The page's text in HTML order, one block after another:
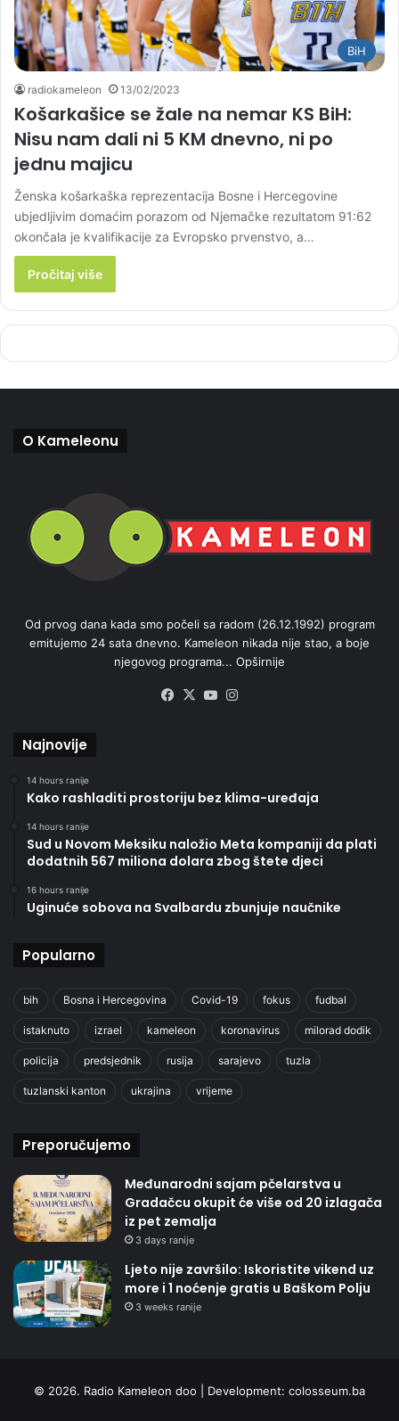
BiH
radiokameleon 13/02/2023
Košarkašice se žale na nemar KS BiH:
Nisu nam dali ni 5 KM dnevno, ni po
jednu majicu
Ženska košarkaška reprezentacija Bosne i Hercegovine
ubjedljivim domaćim porazom od Njemačke rezultatom 91:62
okončala je kvalifikacije za Evropsko prvenstvo, a…
Pročitaj više
O Kameleonu
Od prvog dana kada smo počeli sa radom (26.12.1992) program
emitujemo 24 sata dnevno. Kameleon nikada nije stao, a boje
njegovog programa... Opširnije
Facebook
X YouTube
Najnovije
14 hours ranije
Kako rashladiti prostoriju bez klima-uređaja
14 hours ranije
Sud u Novom Meksiku naložio Meta kompaniji da plati
dodatnih 567 miliona dolara zbog štete djeci
16 hours ranije
Uginuće sobova na Svalbardu zbunjuje naučnike
Popularno
bih Bosna i Hercegovina Covid-19 fokus fudbal
istaknuto izrael kameleon koronavirus milorad dodik
policija predsjednik rusija sarajevo tuzla
tuzlanski kanton ukrajina vrijeme
Preporučujemo
Međunarodni sajam pčelarstva u
Gradačcu okupit će više od 20 izlagača
iz pet zemalja
3 days ranije
Ljeto nije završilo: Iskoristite vikend uz
more i 1 noćenje gratis u Baškom Polju
3 weeks ranije
© 2026. Radio Kameleon doo | Development: colosseum.ba